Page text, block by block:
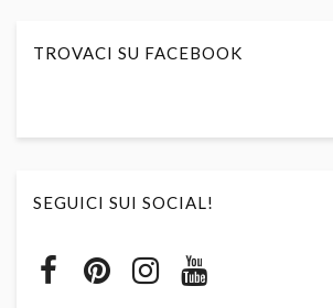
TROVACI SU FACEBOOK
SEGUICI SUI SOCIAL!